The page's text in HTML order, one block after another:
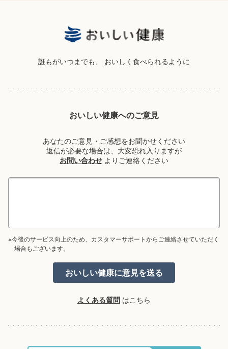
誰もがいつまでも、 おいしく食べられるように
おいしい健康へのご意見
あなたのご意見・ご感想をお聞かせください
返信が必要な場合は、大変恐れ入りますが
お問い合わせ よりご連絡ください
※今後のサービス向上のため、カスタマーサポートからご連絡させていただく
場合もございます。
よくある質問 はこちら